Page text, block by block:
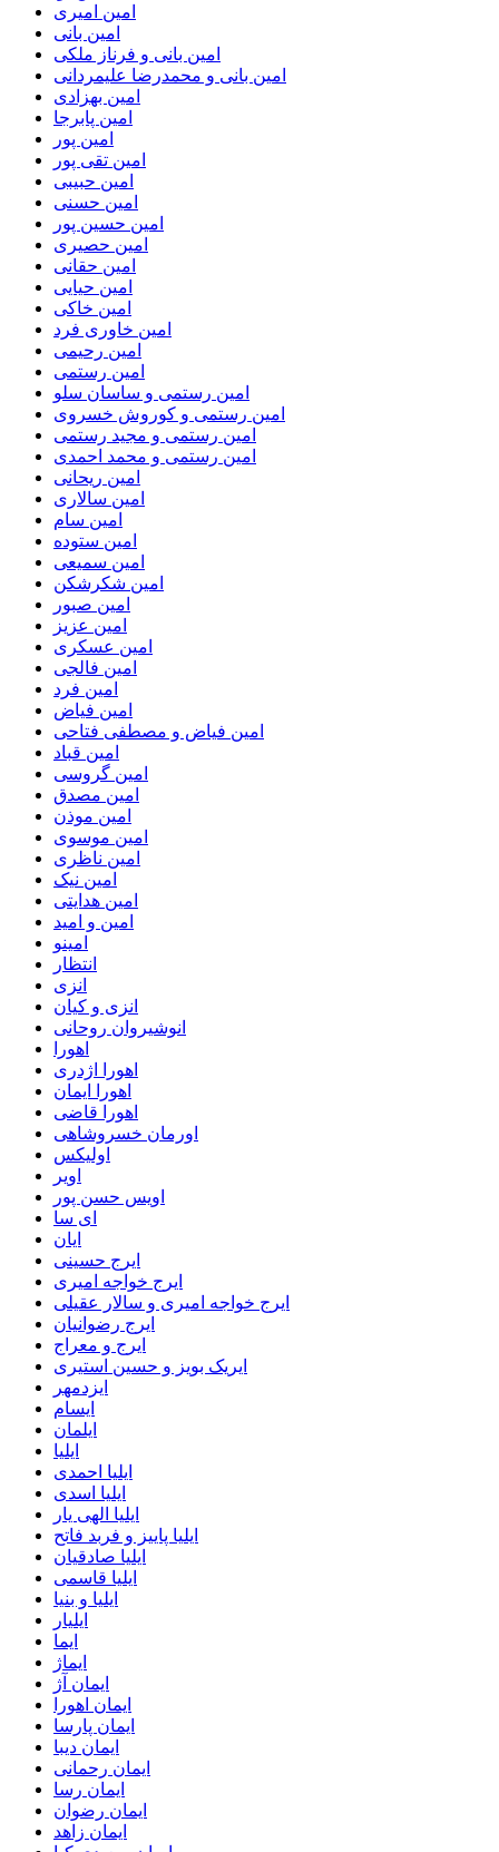
امین امیری
امین بانی
امین بانی و فرناز ملکی
امین بانی و محمدرضا علیمردانی
امین بهزادی
امین پابرجا
امین پور
امین تقی پور
امین حبیبی
امین حسنی
امین حسین پور
امین حصیری
امین حقانی
امین حیایی
امین خاکی
امین خاوری فرد
امین رحیمی
امین رستمی
امین رستمی و ساسان سلو
امین رستمی و کوروش خسروی
امین رستمی و مجید رستمی
امین رستمی و محمد احمدی
امین ریحانی
امین سالاری
امین سام
امین ستوده
امین سمیعی
امین شکرشکن
امین صبور
امین عزیز
امین عسکری
امین فالجی
امین فرد
امین فیاض
امین فیاض و مصطفی فتاحی
امین قباد
امین گروسی
امین مصدق
امین موذن
امین موسوی
امین ناظری
امین نیک
امین هدایتی
امین و امید
امینو
انتظار
انزی
انزی و کیان
انوشیروان روحانی
اهورا
اهورا اژدری
اهورا ایمان
اهورا قاضی
اورمان خسروشاهی
اولیکس
اویر
اویس حسن پور
ای سا
ایان
ایرج حسینی
ایرج خواجه امیری
ایرج خواجه امیری و سالار عقیلی
ایرج رضوانیان
ایرج و معراج
ایریک بویز و حسین استیری
ایزدمهر
ایسام
ایلمان
ایلیا
ایلیا احمدی
ایلیا اسدی
ایلیا الهی یار
ایلیا پاییز و فربد فاتح
ایلیا صادقیان
ایلیا قاسمی
ایلیا و بنیا
ایلیار
ایما
ایماژ
ایمان آژ
ایمان اهورا
ایمان پارسا
ایمان دیبا
ایمان رحمانی
ایمان رسا
ایمان رضوان
ایمان زاهد